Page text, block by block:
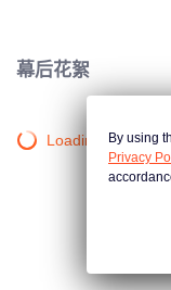
幕后花絮
Loading…By using
Privacy